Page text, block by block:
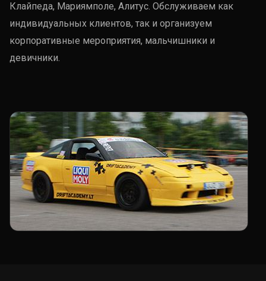
Клайпеда, Мариямполе, Алитус. Обслуживаем как
индивидуальных клиентов, так и организуем
корпоративные мероприятия, мальчишники и
девичники.